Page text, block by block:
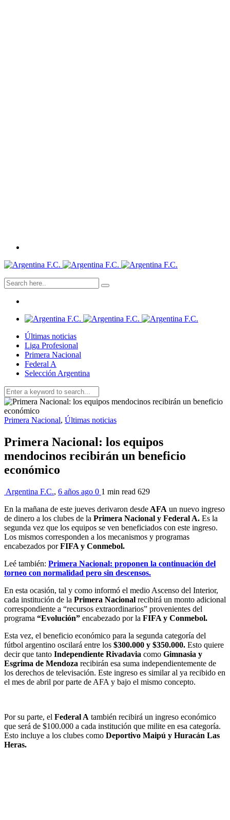
Últimas noticias
Liga Profesional
Primera Nacional
Federal A
Selección Argentina
Primera Nacional, Últimas noticias
Primera Nacional: los equipos
mendocinos recibirán un beneficio
económico
Argentina F.C., 6 años ago 0 1 min read 629
En la mañana de este jueves derivaron desde AFA un nuevo ingreso
de dinero a los clubes de la Primera Nacional y Federal A. Es la
segunda vez que los equipos se ven beneficiados con este ingreso.
Los mismos corresponden a los mecanismos y programas
encabezados porFIFA y Conmebol.
Leé también: Primera Nacional: proponen la continuación del
torneo con normalidad pero sin descensos.
En esta ocasión, tal y como informó el medio Ascenso del Interior,
cada institución de la Primera Nacional recibirá un monto adicional
correspondiente a “recursos extraordinarios” provenientes del
programa “Evolución” encabezado por la FIFA y Conmebol.
Esta vez, el beneficio económico para la segunda categoría del
fútbol argentino oscilará entre los $300.000 y $350.000. Esto quiere
decir que tanto Independiente Rivadavia como Gimnasia y
Esgrima de Mendoza recibirán esa suma independientemente de
los derechos de televisación. Este ingreso es similar al ya recibido en
el mes de abril por parte de AFA y bajo el mismo concepto.
Por su parte, el Federal A también recibirá un ingreso económico
que será de $100.000 a cada institución que milite en esa categoría.
Esto incluye a los clubes como Deportivo Maipú y Huracán Las
Heras.